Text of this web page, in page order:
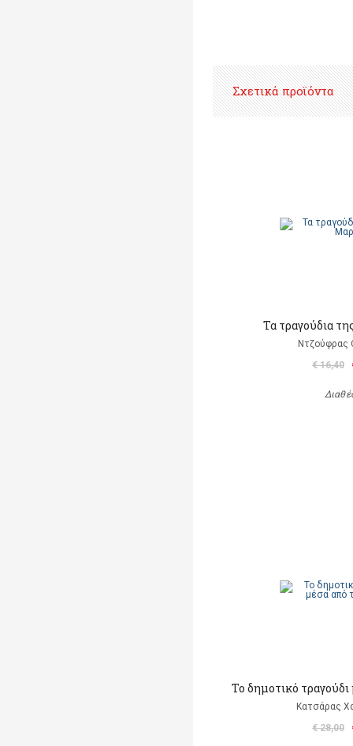
Σχετικά προϊόντα
Τα τραγούδια
Ντζούφρας
€ 16,40
Το δημοτικό τραγούδι
Κατσάρας
€ 28,00